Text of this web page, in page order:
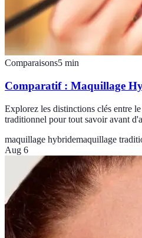
Comparaisons5 min
Comparatif : Maquillage
Explorez les distinctions clés entre
traditionnel pour tout savoir avant
maquillage hybridemaquillage
Aug 6